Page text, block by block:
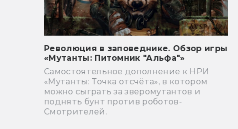
Революция в заповеднике. Обзор игры
«Мутанты: Питомник "Альфа"»
Самостоятельное дополнение к НРИ
«Мутанты: Точка отсчёта», в котором
можно сыграть за зверомутантов и
поднять бунт против роботов-
Смотрителей.